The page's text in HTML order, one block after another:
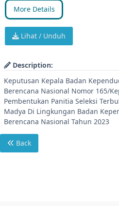
More Details
Lihat / Unduh
Description:
Keputusan Kepala Badan
Berencana Nasional Nomor 165/
Pembentukan Panitia Seleksi
Madya Di Lingkungan Badan
Berencana Nasional Tahun 2023
Back